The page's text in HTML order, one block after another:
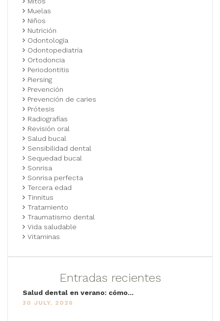
Muelas
Niños
Nutrición
Odontología
Odontopediatría
Ortodoncia
Periodontitis
Piersing
Prevención
Prevención de caries
Prótesis
Radiografías
Revisión oral
Salud bucal
Sensibilidad dental
Sequedad bucal
Sonrisa
Sonrisa perfecta
Tercera edad
Tinnitus
Tratamiento
Traumatismo dental
Vida saludable
Vitaminas
Entradas recientes
Salud dental en verano: cómo...
30 JULY, 2026